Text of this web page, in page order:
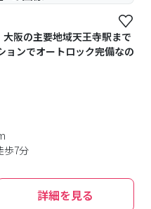
阪の主要地域天王寺駅まで
ョンでオートロック完備なの
歩7分
詳細を見る